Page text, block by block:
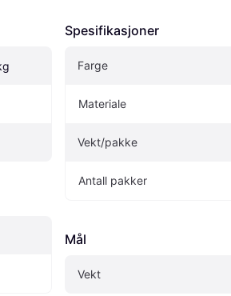
Spesifikasjoner
Farge
Materiale
Vekt/pakke
Antall pakker
Mål
Vekt